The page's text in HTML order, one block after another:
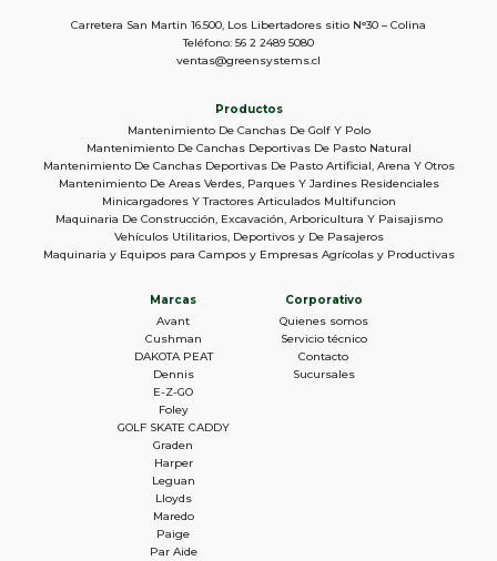
Productos
Mantenimiento De Canchas De Golf Y Polo
Mantenimiento De Canchas Deportivas De Pasto Natural
Mantenimiento De Canchas Deportivas De Pasto Artificial, Arena Y Otros
Mantenimiento De Areas Verdes, Parques Y Jardines Residenciales
Minicargadores Y Tractores Articulados Multifuncion
Maquinaria De Construcción, Excavación, Arboricultura Y Paisajismo
Vehículos Utilitarios, Deportivos y De Pasajeros
Maquinaria y Equipos para Campos y Empresas Agrícolas y Productivas
Marcas
Avant
Cushman
DAKOTA PEAT
Dennis
E-Z-GO
Foley
GOLF SKATE CADDY
Graden
Harper
Leguan
Lloyds
Maredo
Paige
Par Aide
Corporativo
Quienes somos
Servicio técnico
Contacto
Sucursales
Carretera San Martin 16.500, Los Libertadores sitio N°30 – Colina
Teléfono: 56 2 2489 5080
ventas@greensystems.cl